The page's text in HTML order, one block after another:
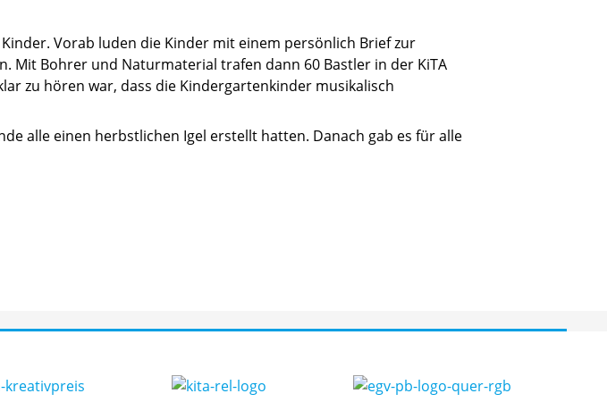
Vorab luden die Kinder mit einem persönlich Brief zur
Mit Bohrer und Naturmaterial trafen dann 60 Bastler in der KiTA
zu hören war, dass die Kindergartenkinder musikalisch
alle einen herbstlichen Igel erstellt hatten. Danach gab es für alle